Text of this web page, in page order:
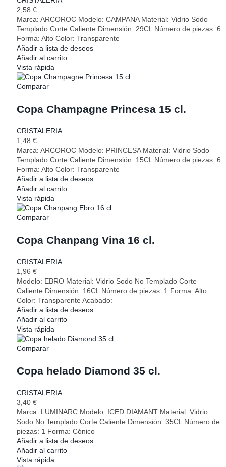
2,58 €
Marca: ARCOROC Modelo: CAMPANA Material: Vidrio Sodo
Templado Corte Caliente Dimensión: 29CL Número de piezas: 6
Forma: Alto Color: Transparente
Añadir a lista de deseos
Añadir al carrito
Vista rápida
Comparar
Copa Champagne Princesa 15 cl.
CRISTALERIA
1,48 €
Marca: ARCOROC Modelo: PRINCESA Material: Vidrio Sodo
Templado Corte Caliente Dimensión: 15CL Número de piezas: 6
Forma: Alto Color: Transparente
Añadir a lista de deseos
Añadir al carrito
Vista rápida
Comparar
Copa Chanpang Vina 16 cl.
CRISTALERIA
1,96 €
Modelo: EBRO Material: Vidrio Sodo No Templado Corte
Caliente Dimensión: 16CL Número de piezas: 1 Forma: Alto
Color: Transparente Acabado:
Añadir a lista de deseos
Añadir al carrito
Vista rápida
Comparar
Copa helado Diamond 35 cl.
CRISTALERIA
3,40 €
Marca: LUMINARC Modelo: ICED DIAMANT Material: Vidrio
Sodo No Templado Corte Caliente Dimensión: 35CL Número de
piezas: 1 Forma: Cónico
Añadir a lista de deseos
Añadir al carrito
Vista rápida